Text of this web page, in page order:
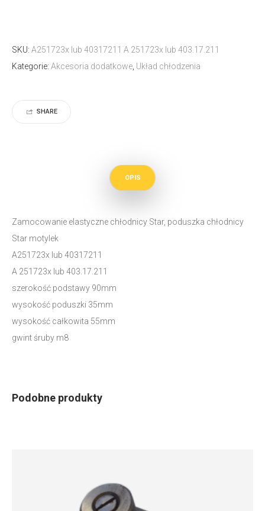
SKU: A251723x lub 40317211 A 251723x lub 403.17.211
Kategorie: Akcesoria dodatkowe Układ chłodzenia
SHARE
OPIS
Zamocowanie elastyczne chłodnicy Star, poduszka chłodnicy
Star motylek
A251723x lub 40317211
A 251723x lub 403.17.211
szerokość podstawy 90mm
wysokość poduszki 35mm
wysokość całkowita 55mm
gwint śruby m8
Podobne produkty